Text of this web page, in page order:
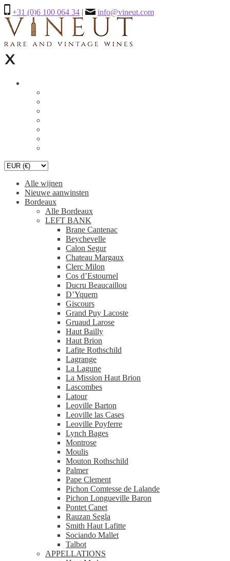
+31 (0)6 100 064 34 | info@vineut.com
Alle wijnen
Nieuwe aanwinsten
Bordeaux
Alle Bordeaux
LEFT BANK
Brane Cantenac
Beychevelle
Calon Segur
Chateau Margaux
Clerc Milon
Cos d’Estournel
Ducru Beaucaillou
D’Yquem
Giscours
Grand Puy Lacoste
Gruaud Larose
Haut Bailly
Haut Brion
Lafite Rothschild
Lagrange
La Lagune
La Mission Haut Brion
Lascombes
Latour
Leoville Barton
Leoville las Cases
Leoville Poyferre
Lynch Bages
Montrose
Moulis
Mouton Rothschild
Palmer
Pape Clement
Pichon Comtesse de Lalande
Pichon Longueville Baron
Pontet Canet
Rauzan Segla
Smith Haut Lafitte
Sociando Mallet
Talbot
APPELLATIONS